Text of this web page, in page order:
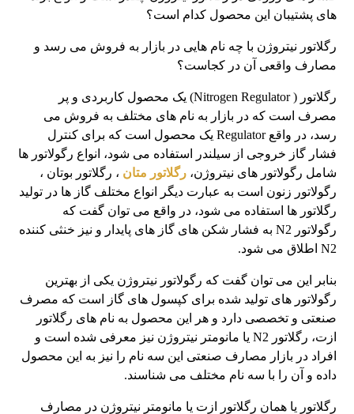
های پشتیبان این محصول کدام است؟
رگلاتور نیتروژن با چه نام هایی در بازار به فروش می رسد و
مصارف واقعی آن در کجاست؟
رگلاتور ( Nitrogen Regulator) یک محصول کاربردی و پر
مصرف است که در بازار به نام های مختلف به فروش می
رسد، در واقع Regulator یک محصول است که برای کنترل
فشار گاز خروجی از سیلندر استفاده می شود، انواع رگولاتور ها
شامل رگولاتور های نیتروژن،رگلاتور متان ، رگلاتور بوتان ،
رگولاتور زنون است به عبارت دیگر انواع مختلف گاز ها در تولید
رگلاتور ها استفاده می شود، در واقع می توان گفت که
رگولاتور N2 به فشار شکن های گاز های پایدار و نیز خنثی کننده
N2 اطلاق می شود.
بنابر این می توان گفت که رگولاتور نیتروژن یکی از بهترین
رگولاتور های تولید شده برای کپسول های گاز است که مصرف
صنعتی و تخصصی دارد و هر این محصول به نام های رگلاتور
ازت، رگلاتور N2 یا مانومتر نیتروژن نیز معرفی شده است و
افراد در بازار مصارف صنعتی این سه نام را نیز به این محصول
داده و آن را با سه نام مختلف می شناسند.
رگلاتور یا همان رگلاتور ازت یا مانومتر نیتروژن در مصارف